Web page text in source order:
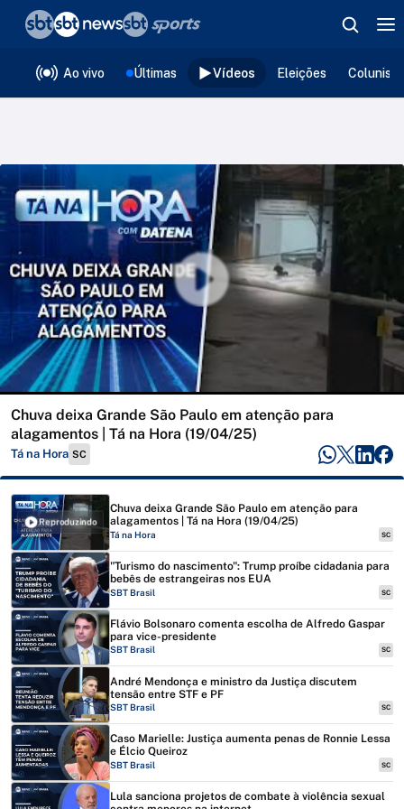
Ao vivo Últimas Vídeos Eleições
Chuva deixa Grande São Paulo em atenção para
alagamentos | Tá na Hora (19/04/25)
Tá na Hora SC
Reproduzindo
Chuva deixa Grande São Paulo em atenção para
alagamentos | Tá na Hora (19/04/25)
Tá na Hora SC
"Turismo do nascimento": Trump proíbe cidadania para
bebês de estrangeiras nos EUA
SBT Brasil SC
Flávio Bolsonaro comenta escolha de Alfredo Gaspar
para vice-presidente
SBT Brasil SC
André Mendonça e ministro da Justiça discutem
tensão entre STF e PF
SBT Brasil SC
Caso Marielle: Justiça aumenta penas de Ronnie Lessa
e Élcio Queiroz
SBT Brasil SC
Lula sanciona projetos de combate à violência sexual
❮voltar
Editorias